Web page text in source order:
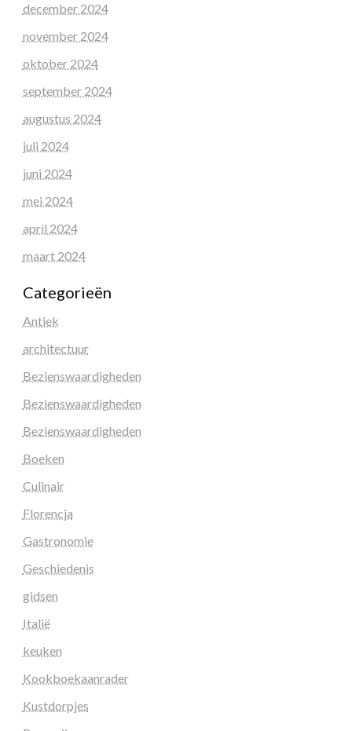
december 2024
november 2024
oktober 2024
september 2024
augustus 2024
juli 2024
juni 2024
mei 2024
april 2024
maart 2024
Categorieën
Antiek
architectuur
Bezienswaardigheden
Bezienswaardigheden
Bezienswaardigheden
Boeken
Culinair
Florencja
Gastronomie
Geschiedenis
gidsen
Italië
keuken
Kookboekaanrader
Kustdorpjes